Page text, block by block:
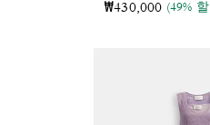
₩430,000 (49%